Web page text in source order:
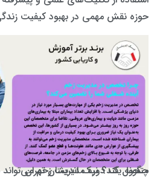
حوزه نقش مهمی در بهبود کیفیت زندگی
چگونه یک دوره مدیریت زخم می‌تواند مسیر شغلی شما را متحول کند؟ نیک اندیشان تهران